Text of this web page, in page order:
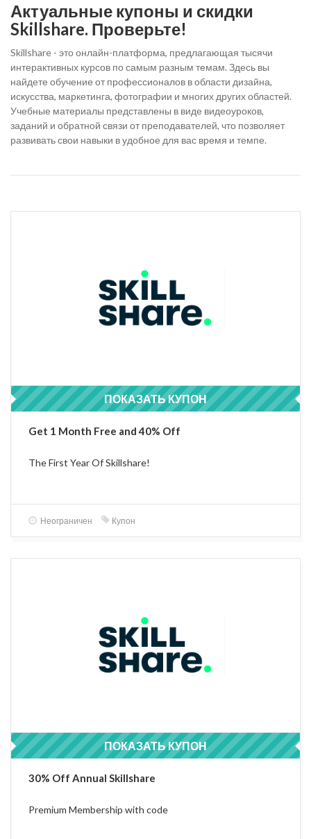
Актуальные купоны и скидки
Skillshare. Проверьте!
Skillshare - это онлайн-платформа, предлагающая тысячи
интерактивных курсов по самым разным темам. Здесь вы
найдете обучение от профессионалов в области дизайна,
искусства, маркетинга, фотографии и многих других областей.
Учебные материалы представлены в виде видеоуроков,
заданий и обратной связи от преподавателей, что позволяет
развивать свои навыки в удобное для вас время и темпе.
ПОКАЗАТЬ КУПОН
AFF30D40DTP
Get 1 Month Free and 40% Off
The First Year Of Skillshare!
Неограничен Купон
ПОКАЗАТЬ КУПОН
ANNUAL30AFF
30% Off Annual Skillshare
Premium Membership with code